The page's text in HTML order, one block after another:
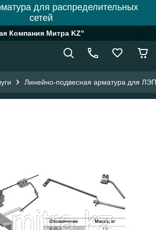
для распределительных
сетей
Компания Митра KZ"
Линейно-подвесная арматура для ЛЭП